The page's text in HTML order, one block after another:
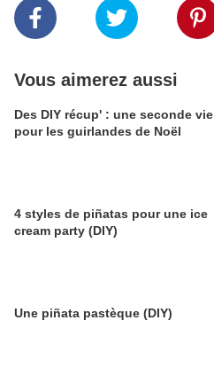
Vous aimerez aussi
Des DIY récup' : une seconde vie
pour les guirlandes de Noël
4 styles de piñatas pour une ice
cream party (DIY)
Une piñata pastèque (DIY)